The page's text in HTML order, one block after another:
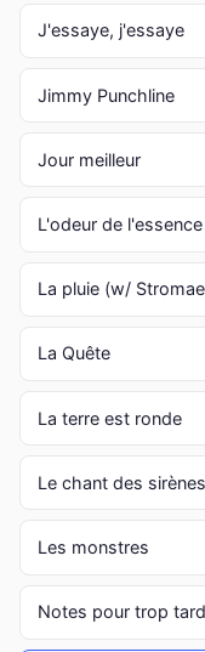
J'essaye, j'essaye
Jimmy Punchline
Jour meilleur
L'odeur de l'essence
La pluie (w/
La Quête
La terre est ronde
Le chant des sirènes
Les monstres
Notes pour trop